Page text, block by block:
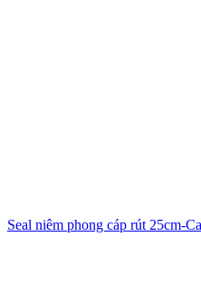
Seal niêm phong cáp rút 25cm-